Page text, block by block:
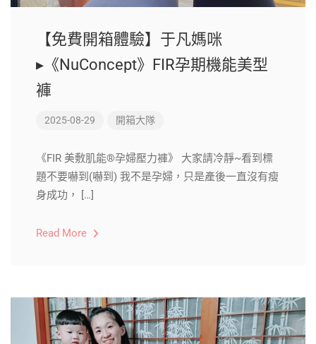
【免費開箱體驗】于凡媽咪
▸《NuConcept》FIR孕期機能美型
褲
2025-08-29 開箱大隊
《FIR 美敷肌能®孕婦壓力褲》 大家請冷靜~看到標
題不要嚇到(嚇到) 我不是孕婦，只是產後一直沒有瘦
身成功， […]
Read More